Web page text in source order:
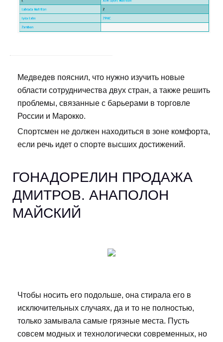
Медведев пояснил, что нужно изучить новые
области сотрудничества двух стран, а также решить
проблемы, связанные с барьерами в торговле
России и Марокко.
Спортсмен не должен находиться в зоне комфорта,
если речь идет о спорте высших достижений.
ГОНАДОРЕЛИН ПРОДАЖА
ДМИТРОВ. АНАПОЛОН
МАЙСКИЙ
Чтобы носить его подольше, она стирала его в
исключительных случаях, да и то не полностью,
только замывала самые грязные места. Пусть
совсем модных и технологически современных, но